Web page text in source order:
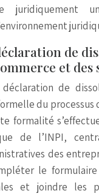
juridiquement
de
et des
de
du processus
formalité
de l’INPI,
des
le formulaire
et joindre les